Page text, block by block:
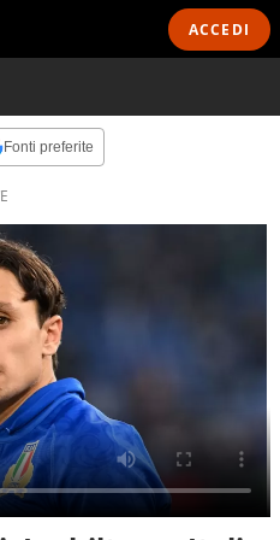
ACCEDI
Fonti preferite